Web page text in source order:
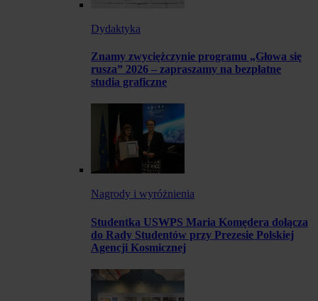
Dydaktyka
Znamy zwyciężczynie programu „Głowa się
rusza” 2026 – zapraszamy na bezpłatne
studia graficzne
Nagrody i wyróżnienia
Studentka USWPS Maria Komędera dołącza
do Rady Studentów przy Prezesie Polskiej
Agencji Kosmicznej